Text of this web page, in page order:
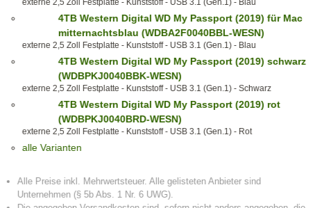
externe 2,5 Zoll Festplatte - Kunststoff - USB 3.1 (Gen.1) - Blau
4TB Western Digital WD My Passport (2019) für Mac
mitternachtsblau (WDBA2F0040BBL-WESN)
externe 2,5 Zoll Festplatte - Kunststoff - USB 3.1 (Gen.1) - Blau
4TB Western Digital WD My Passport (2019) schwarz
(WDBPKJ0040BBK-WESN)
externe 2,5 Zoll Festplatte - Kunststoff - USB 3.1 (Gen.1) - Schwarz
4TB Western Digital WD My Passport (2019) rot
(WDBPKJ0040BRD-WESN)
externe 2,5 Zoll Festplatte - Kunststoff - USB 3.1 (Gen.1) - Rot
alle Varianten